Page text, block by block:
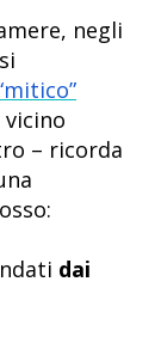
negli
vicino
– ricorda
dai